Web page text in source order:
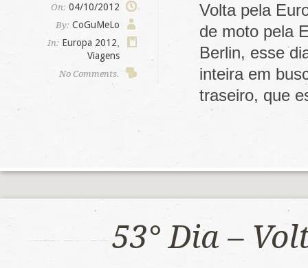
On: 04/10/2012
By: CoGuMeLo
In: Europa 2012
Viagens
No Comments.
Volta pela
de moto pela
Berlin, esse
inteira em
traseiro, que
53° Dia –